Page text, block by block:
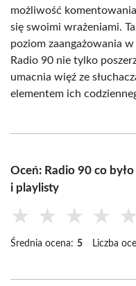
możliwość
się swoimi wrażeniami.
poziom zaangażowania w
Radio 90 nie tylko
umacnia więź ze
elementem ich
Oceń: Radio 90 co
i playlisty
★ ★ ★ ★ ★
Średnia ocena: 5 Liczba